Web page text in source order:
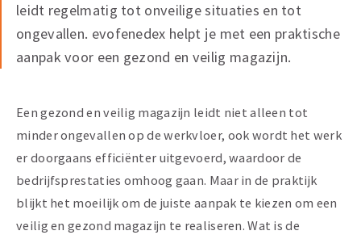
leidt regelmatig tot onveilige situaties en tot
ongevallen. evofenedex helpt je met een praktische
aanpak voor een gezond en veilig magazijn.
Een gezond en veilig magazijn leidt niet alleen tot
minder ongevallen op de werkvloer, ook wordt het werk
er doorgaans efficiënter uitgevoerd, waardoor de
bedrijfsprestaties omhoog gaan. Maar in de praktijk
blijkt het moeilijk om de juiste aanpak te kiezen om een
veilig en gezond magazijn te realiseren. Wat is de